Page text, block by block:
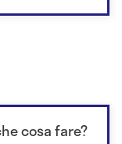
cosa fare?